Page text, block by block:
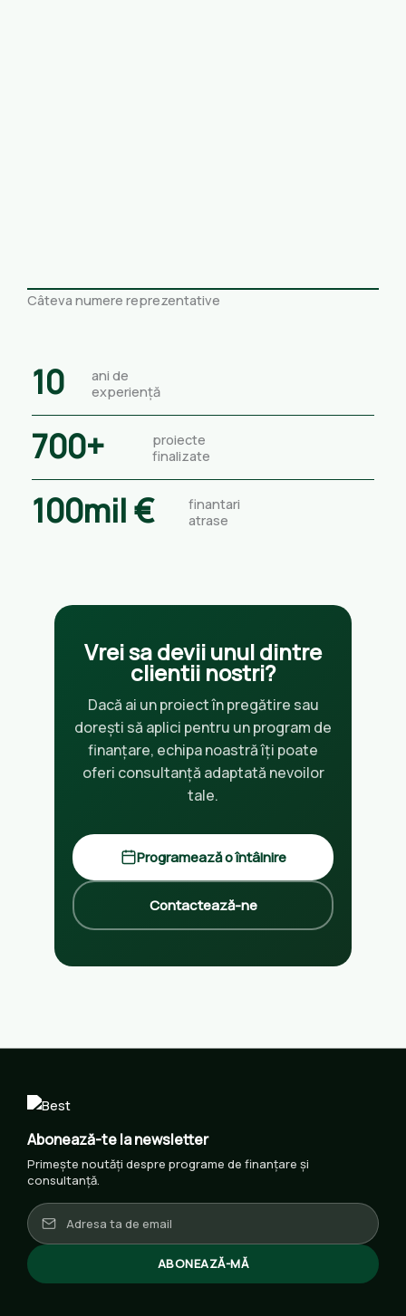
Câteva numere reprezentative
10
ani de
experiență
700+
proiecte
finalizate
100mil €
finantari
atrase
Vrei sa devii unul dintre
clientii nostri?
Dacă ai un proiect în pregătire sau
dorești să aplici pentru un program de
finanțare, echipa noastră îți poate
oferi consultanță adaptată nevoilor
tale.
Programează o întâlnire
Contactează-ne
Abonează-te la newsletter
Primește noutăți despre programe de finanțare și
consultanță.
ABONEAZĂ-MĂ